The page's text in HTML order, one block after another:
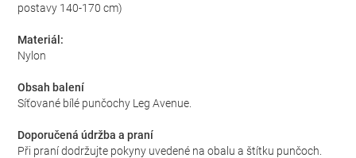
postavy 140-170 cm)
Materiál:
Nylon
Obsah balení
Síťované bílé punčochy Leg Avenue.
Doporučená údržba a praní
Při praní dodržujte pokyny uvedené na obalu a štítku punčoch.